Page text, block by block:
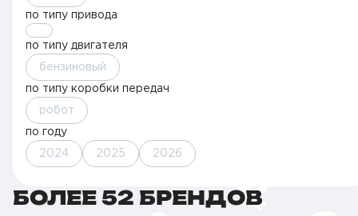
по типу привода
по типу двигателя
бензиновый
по типу коробки передач
робот
по году
2024 2025 2026
БОЛЕЕ 52 БРЕНДОВ